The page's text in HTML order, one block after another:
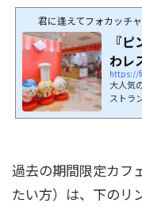
君に逢えてフォカッチャ
『
わレ
紹介
https://
大人気
ストラ
過去の期間限定カフ
たい方）は、下のリ